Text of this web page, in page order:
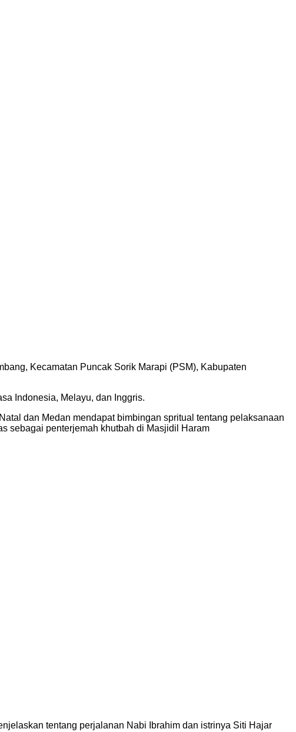
Kecamatan Puncak Sorik Marapi (PSM), Kabupaten
Indonesia, Melayu, dan Inggris.
dan Medan mendapat bimbingan spritual tentang pelaksanaan
sebagai penterjemah khutbah di Masjidil Haram
tentang perjalanan Nabi Ibrahim dan istrinya Siti Hajar